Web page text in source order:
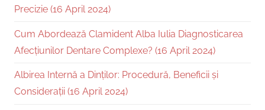
Precizie (16 April 2024)
Cum Abordează Clamident Alba Iulia Diagnosticarea
Afecțiunilor Dentare Complexe? (16 April 2024)
Albirea Internă a Dinților: Procedură, Beneficii și
Considerații (16 April 2024)